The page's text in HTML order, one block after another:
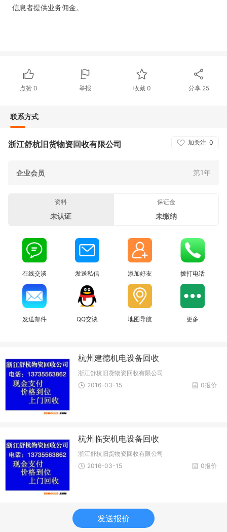
信息者提供业务佣金。
点赞 0 举报 收藏 0 分享 25
联系方式
加关注 0
浙江舒杭旧货物资回收有限公司
企业会员 第1年
资料
未认证
保证金
未缴纳
在线交谈 发送私信 添加好友 拨打电话
发送邮件 QQ交谈 地图导航 更多
杭州建德机电设备回收
浙江舒杭旧货物资回收有限公司
0报价
2016-03-15
杭州临安机电设备回收
浙江舒杭旧货物资回收有限公司
0报价
2016-03-15
发送报价